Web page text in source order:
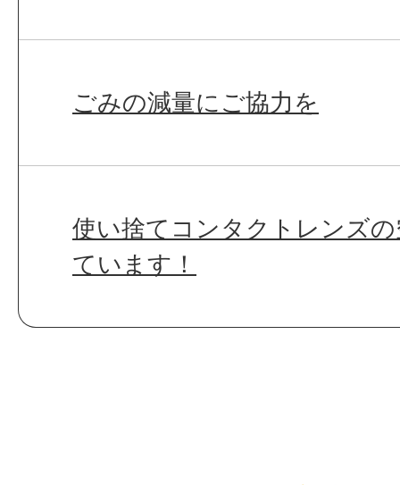
ごみの減量にご協力を
使い捨てコンタクトレンズ
ています！